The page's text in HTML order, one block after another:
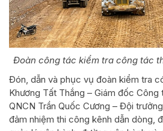
Đoàn công tác kiểm tra công tác
Đón, dẫn và phục vụ đoàn kiểm tra
Khương Tất Thắng – Giám đốc Công
QNCN Trần Quốc Cương – Đội
đảm nhiệm thi công kênh dẫn dòng,